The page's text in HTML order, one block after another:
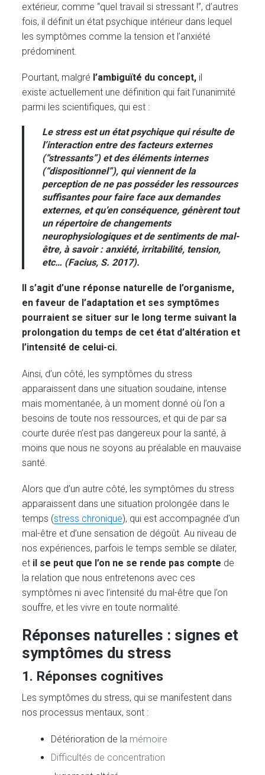
extérieur, comme “quel travail si stressant !”, d’autres
fois, il définit un état psychique intérieur dans lequel
les symptômes comme la tension et l’anxiété
prédominent.
Pourtant, malgré l’ambiguïté du concept, il
existe actuellement une définition qui fait l’unanimité
parmi les scientifiques, qui est :
Le stress est un état psychique qui résulte de
l’interaction entre des facteurs externes
(“stressants”) et des éléments internes
(“dispositionnel”), qui viennent de la
perception de ne pas posséder les ressources
suffisantes pour faire face aux demandes
externes, et qu’en conséquence, génèrent tout
un répertoire de changements
neurophysiologiques et de sentiments de mal-
être, à savoir : anxiété, irritabilité, tension,
etc… (Facius, S. 2017).
Il s’agit d’une réponse naturelle de l’organisme,
en faveur de l’adaptation et ses symptômes
pourraient se situer sur le long terme suivant la
prolongation du temps de cet état d’altération et
l’intensité de celui-ci.
Ainsi, d’un côté, les symptômes du stress
apparaissent dans une situation soudaine, intense
mais momentanée, à un moment donné où l’on a
besoins de toute nos ressources, et qui de par sa
courte durée n’est pas dangereux pour la santé, à
moins que nous ne soyons au préalable en mauvaise
santé.
Alors que d’un autre côté, les symptômes du stress
apparaissent dans une situation prolongée dans le
temps (stress chronique), qui est accompagnée d’un
mal-être et d’une sensation de dégoût. Au niveau de
nos expériences, parfois le temps semble se dilater,
et il se peut que l’on ne se rende pas compte de
la relation que nous entretenons avec ces
symptômes ni avec l’intensité du mal-être que l’on
souffre, et les vivre en toute normalité.
Réponses naturelles : signes et
symptômes du stress
1. Réponses cognitives
Les symptômes du stress, qui se manifestent dans
nos processus mentaux, sont :
Détérioration de la mémoire
Difficultés de concentration